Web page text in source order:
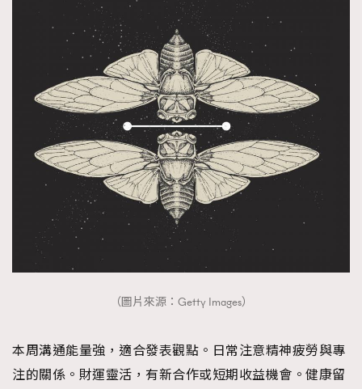
（圖片來源：Getty Images）
本周溝通能量強，適合發表觀點。日常注意精神疲勞與專
注的關係。財運靈活，有新合作或短期收益機會。健康留